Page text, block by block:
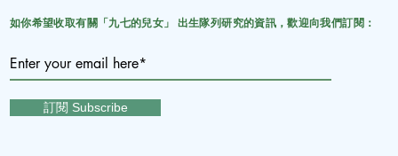
訂閱 Subscribe
如你希望收取有關「九七的兒女」 出生隊列研究的資訊，歡迎向我們訂閱：